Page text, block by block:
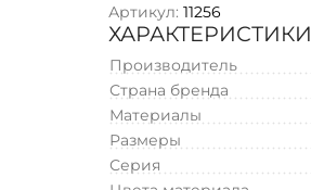
Артикул: 11256
ХАРАКТЕРИСТИКИ
Производитель
Страна бренда
Материалы
Размеры
Серия